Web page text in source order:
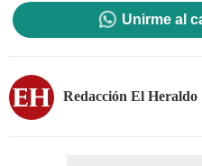
Unirme al
Redacción El Heraldo